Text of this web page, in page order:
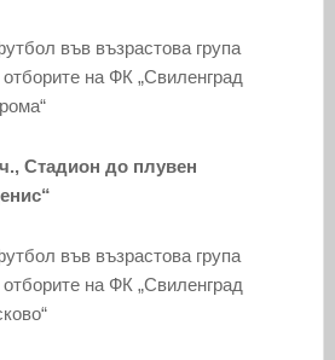
във възрастова група
на ФК „Свиленград
ч., Стадион до плувен
във възрастова група
на ФК „Свиленград